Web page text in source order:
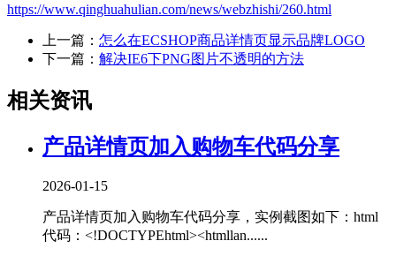
https://www.qinghuahulian.com/news/webzhishi/260.html
上一篇： 怎么在ECSHOP商品详情页显示品牌LOGO
下一篇： 解决IE6下PNG图片不透明的方法
相关资讯
产品详情页加入购物车代码分享
2026-01-15
产品详情页加入购物车代码分享，实例截图如下：html
代码：<!DOCTYPEhtml><htmllan......